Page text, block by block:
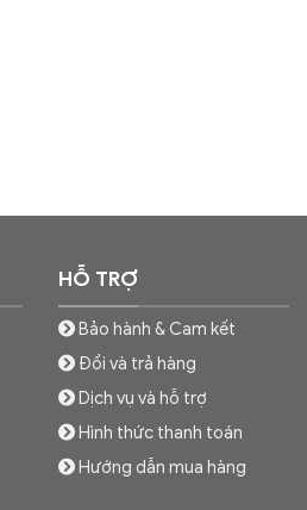
HỖ TRỢ
Bảo hành & Cam kết
Đổi và trả hàng
Dịch vụ và hỗ trợ
Hình thức thanh toán
Hướng dẫn mua hàng